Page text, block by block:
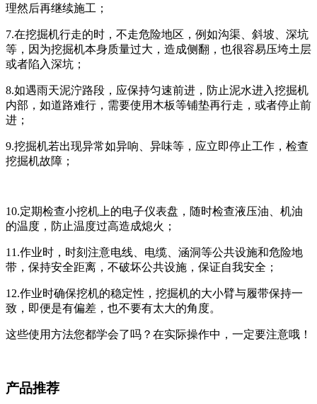
理然后再继续施工；
7.在挖掘机行走的时，不走危险地区，例如沟渠、斜坡、深坑
等，因为挖掘机本身质量过大，造成侧翻，也很容易压垮土层
或者陷入深坑；
8.如遇雨天泥泞路段，应保持匀速前进，防止泥水进入挖掘机
内部，如道路难行，需要使用木板等铺垫再行走，或者停止前
进；
9.挖掘机若出现异常如异响、异味等，应立即停止工作，检查
挖掘机故障；
10.定期检查小挖机上的电子仪表盘，随时检查液压油、机油
的温度，防止温度过高造成熄火；
11.作业时，时刻注意电线、电缆、涵洞等公共设施和危险地
带，保持安全距离，不破坏公共设施，保证自我安全；
12.作业时确保挖机的稳定性，挖掘机的大小臂与履带保持一
致，即便是有偏差，也不要有太大的角度。
这些使用方法您都学会了吗？在实际操作中，一定要注意哦！
产品推荐